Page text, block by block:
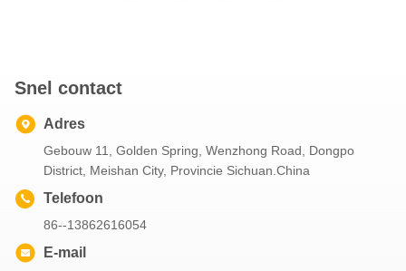
Snel contact
Adres
Gebouw 11, Golden Spring, Wenzhong Road, Dongpo
District, Meishan City, Provincie Sichuan.China
Telefoon
86--13862616054
E-mail